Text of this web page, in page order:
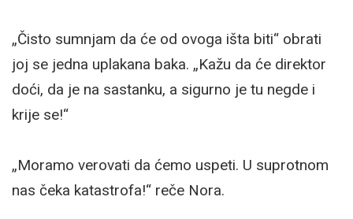
„Čisto sumnjam da će od ovoga išta biti“ obrati
joj se jedna uplakana baka. „Kažu da će direktor
doći, da je na sastanku, a sigurno je tu negde i
krije se!“
„Moramo verovati da ćemo uspeti. U suprotnom
nas čeka katastrofa!“ reče Nora.